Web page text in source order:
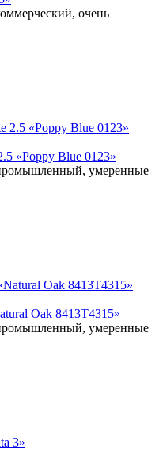
очень
«Poppy Blue 0123»
умеренные
Oak 8413T4315»
умеренные